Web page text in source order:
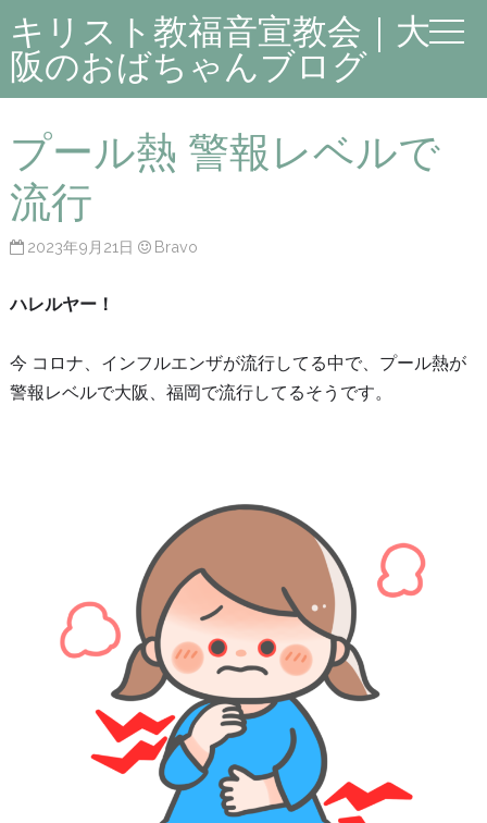
キリスト教福音宣教会｜大
阪のおばちゃんブログ
プール熱 警報レベルで
流行
2023年9月21日 Bravo
ハレルヤー！
今 コロナ、インフルエンザが流行してる中で、プール熱が
警報レベルで大阪、福岡で流行してるそうです。